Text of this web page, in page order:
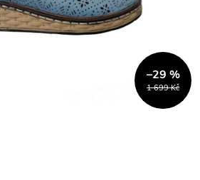
1 699 Kč
–29 %